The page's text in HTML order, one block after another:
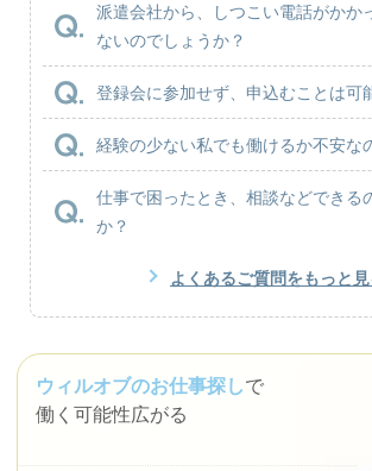
派遣会社から、しつこい電話がかか
ないのでしょうか？
登録会に参加せず、申込むことは可
経験の少ない私でも働けるか不安な
仕事で困ったとき、相談などできる
か？
よくあるご質問をもっと見
ウィルオブのお仕事探しで
働く可能性広がる